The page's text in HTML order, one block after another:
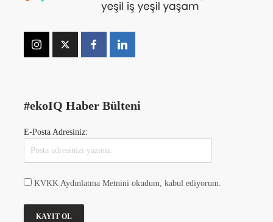
#ekoIQ Haber Bülteni
E-Posta Adresiniz:
KVKK Aydınlatma Metnini okudum, kabul ediyorum.